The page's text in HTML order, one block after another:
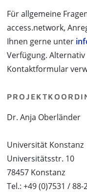
Für allgemeine
access.network,
Ihnen gerne unter
Verfügung.
Kontaktformular
Dr. Anja Oberländer
Universität Konstanz
Universitätsstr. 10
78457 Konstanz
Tel.: +49 (0)7531 / 88-